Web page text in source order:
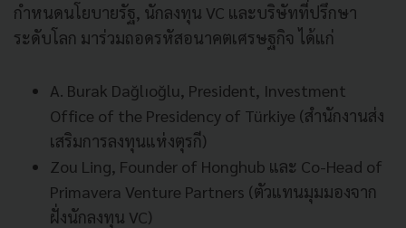
กำหนดนโยบายรัฐ, นักลงทุน VC และบริษัทที่ปรึกษา
ระดับโลก มาร่วมถอดรหัสอนาคตเศรษฐกิจ ได้แก่
A. Burak Dağlıoğlu, President, Investment
Office of the Presidency of Türkiye (สำนักงานส่ง
เสริมการลงทุนแห่งตุรกี)
Zou Ling, Founder of Honghub และ Co-Head of
Primavera Venture Partners (ตัวแทนมุมมองจาก
ฝั่งนักลงทุน VC)